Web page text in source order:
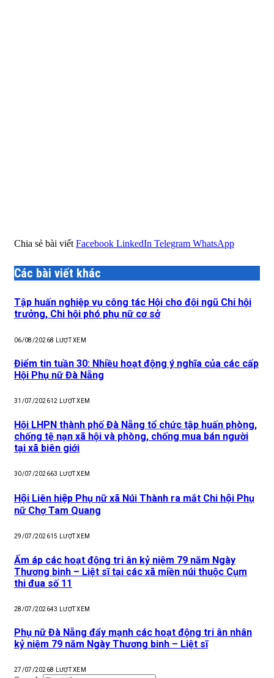
Chia sẻ bài viết Facebook LinkedIn Telegram WhatsApp
Các bài viết khác
Tập huấn nghiệp vụ công tác Hội cho đội ngũ Chi hội
trưởng, Chi hội phó phụ nữ cơ sở
06/08/20268 LƯỢT XEM
Điểm tin tuần 30: Nhiều hoạt động ý nghĩa của các cấp
Hội Phụ nữ Đà Nẵng
31/07/202612 LƯỢT XEM
Hội LHPN thành phố Đà Nẵng tổ chức tập huấn phòng,
chống tệ nạn xã hội và phòng, chống mua bán người
tại xã biên giới
30/07/202663 LƯỢT XEM
Hội Liên hiệp Phụ nữ xã Núi Thành ra mắt Chi hội Phụ
nữ Chợ Tam Quang
29/07/202615 LƯỢT XEM
Ấm áp các hoạt động tri ân kỷ niệm 79 năm Ngày
Thương binh – Liệt sĩ tại các xã miền núi thuộc Cụm
thi đua số 11
28/07/202643 LƯỢT XEM
Phụ nữ Đà Nẵng đẩy mạnh các hoạt động tri ân nhân
kỷ niệm 79 năm Ngày Thương binh – Liệt sĩ
27/07/20268 LƯỢT XEM